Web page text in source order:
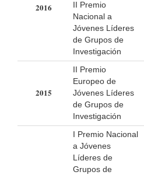
2016
II Premio
Nacional a
Jóvenes Líderes
de Grupos de
Investigación
2015
II Premio
Europeo de
Jóvenes Líderes
de Grupos de
Investigación
I Premio Nacional
a Jóvenes
Líderes de
Grupos de